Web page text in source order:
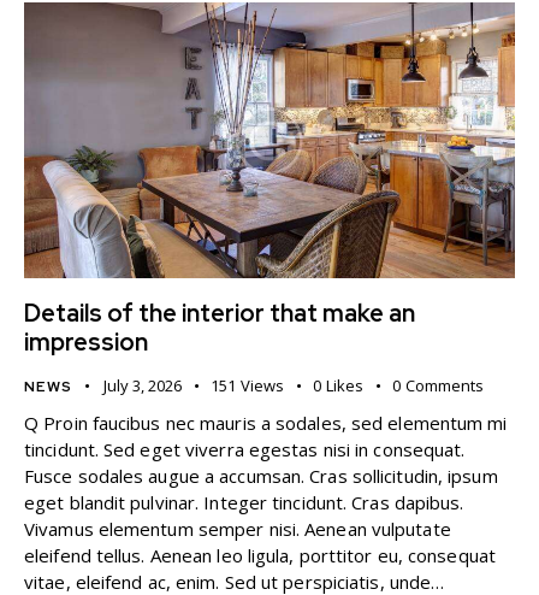
Details of the interior that make an
impression
NEWS July 3, 2026 151 Views 0 Likes 0 Comments
Q Proin faucibus nec mauris a sodales, sed elementum mi
tincidunt. Sed eget viverra egestas nisi in consequat.
Fusce sodales augue a accumsan. Cras sollicitudin, ipsum
eget blandit pulvinar. Integer tincidunt. Cras dapibus.
Vivamus elementum semper nisi. Aenean vulputate
eleifend tellus. Aenean leo ligula, porttitor eu, consequat
vitae, eleifend ac, enim. Sed ut perspiciatis, unde…